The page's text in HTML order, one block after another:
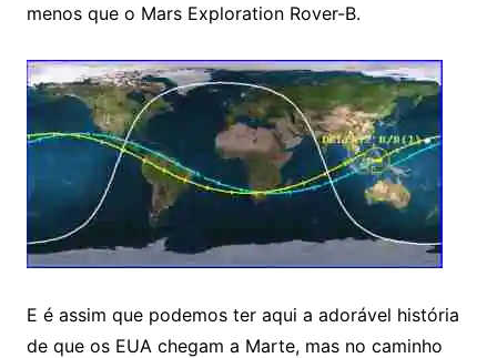
menos que o Mars Exploration Rover-B.
E é assim que podemos ter aqui a adorável história
de que os EUA chegam a Marte, mas no caminho